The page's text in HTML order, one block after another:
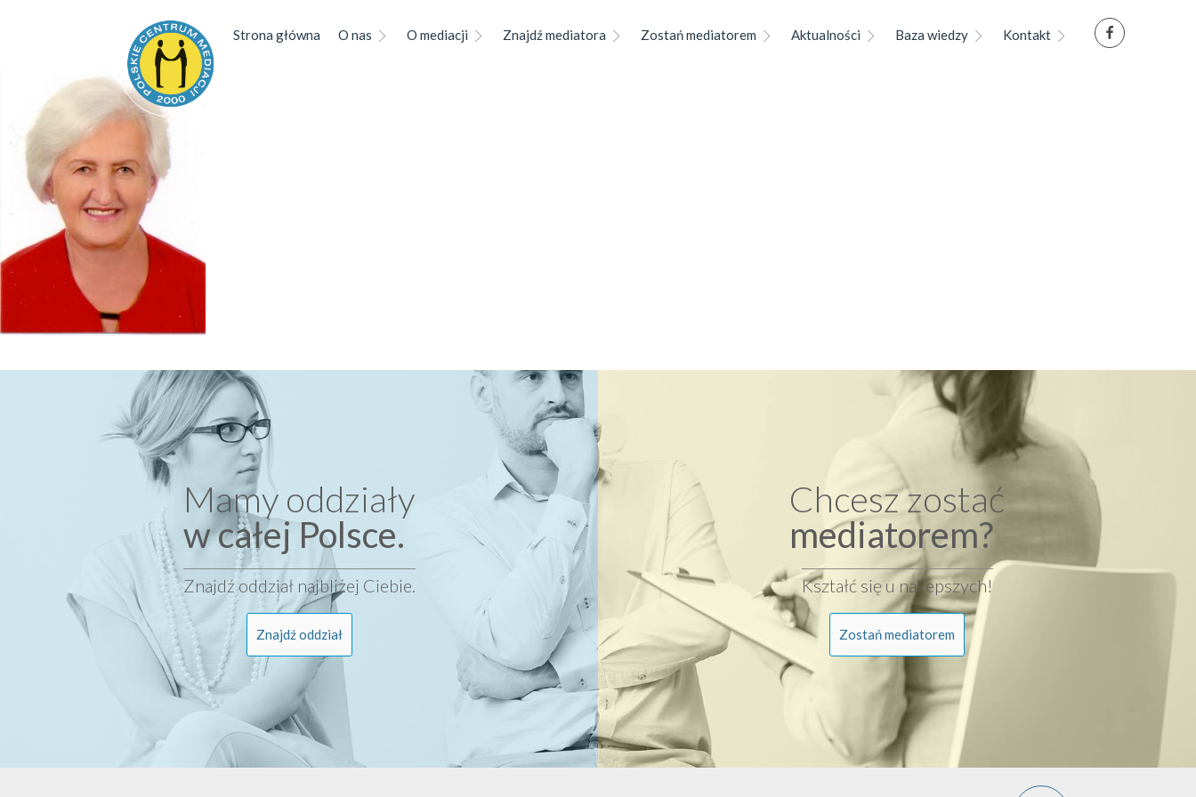
Strona główna O nas O mediacji Znajdź mediatora Zostań mediatorem Aktualności Baza wiedzy Kontakt
Mamy oddziały
w całej Polsce.
Znajdź oddział najbliżej Ciebie.
Znajdź oddział
Chcesz zostać
mediatorem?
Kształć się u najlepszych!
Zostań mediatorem